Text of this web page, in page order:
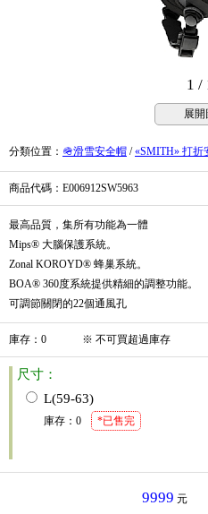
1 /
展開
分類位置 ： 🪖滑雪安全帽 /«SMITH» 打折
商品代碼 ：E006912SW5963
最高品質，集所有功能為一體
Mips® 大腦保護系統。
Zonal KOROYD® 蜂巢系統。
BOA® 360度系統提供精細的調整功能。
可調節關閉的22個通風孔
庫存 ： 0 ※ 不可買超過庫存
尺寸：
L(59-63)
庫存 ： 0 *已售完
9999 元